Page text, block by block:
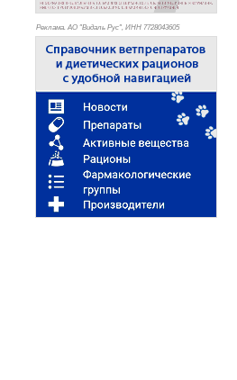
Реклама. АО "Видаль Рус", ИНН 7728043605